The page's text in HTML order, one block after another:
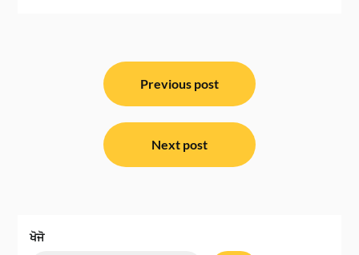
Previous post
Next post
ਖੋਜੋ